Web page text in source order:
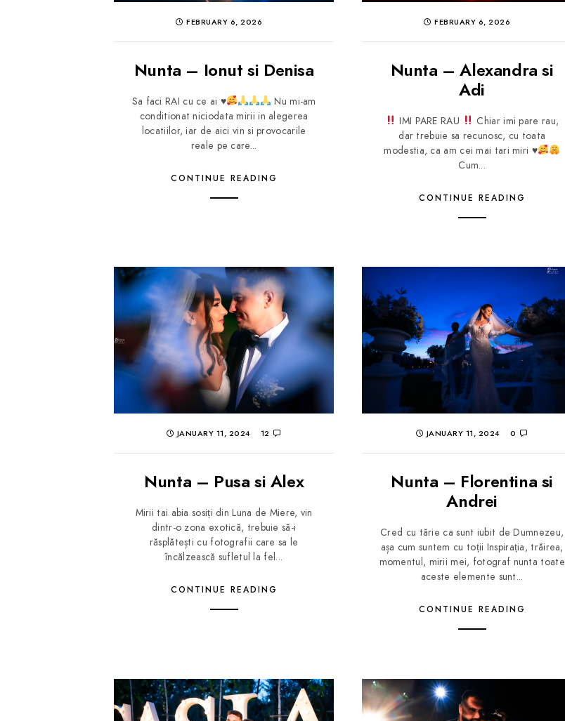
FEBRUARY 6, 2026
Nunta – Ionut si Denisa
Sa faci RAI cu ce ai ♥️
Nu mi-am
conditionat niciodata mirii in alegerea
locatiilor, iar de aici vin si provocarile
reale pe care...
CONTINUE READING
FEBRUARY 6, 2026
Nunta – Alexandra si
Adi
IMI PARE RAU
Chiar imi pare rau,
dar trebuie sa recunosc, cu toata
modestia, ca am cei mai tari miri ♥️
Cum...
CONTINUE READING
JANUARY 11, 2024 12
Nunta – Pusa si Alex
Mirii tai abia sosiți din Luna de Miere, vin
dintr-o zona exotică, trebuie să-i
răsplătești cu fotografii care sa le
încălzească sufletul la fel...
CONTINUE READING
JANUARY 11, 2024 0
Nunta – Florentina si
Andrei
Cred cu tărie ca sunt iubit de Dumnezeu,
așa cum suntem cu toții Inspirația, trăirea,
momentul, mirii mei, fotograf nunta toate
aceste elemente sunt...
CONTINUE READING